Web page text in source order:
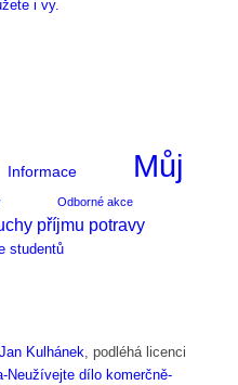
i vy.
Informace
Můj
Odborné akce
příjmu potravy
studentů
Jan Kulhánek , podléhá licenci
Neužívejte dílo komerčně-